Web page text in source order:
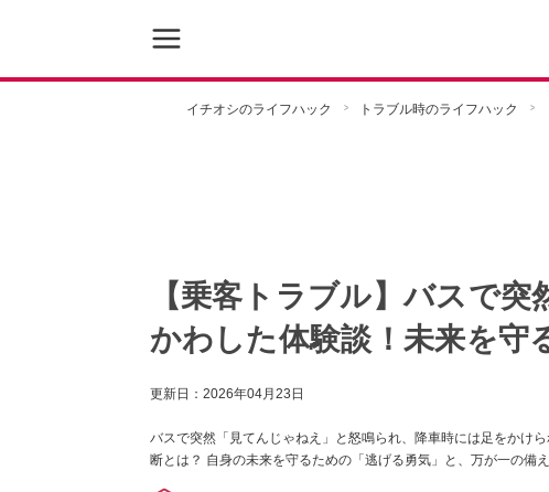
イチオシのライフハック トラブル時のライフハック
【乗客トラブル】バスで
かわした体験談！未来を守
更新日： 2026年04月23日
バスで突然「見てんじゃねえ」と怒鳴られ、降車時には足をか
断とは？ 自身の未来を守るための「逃げる勇気」と、万が一の備